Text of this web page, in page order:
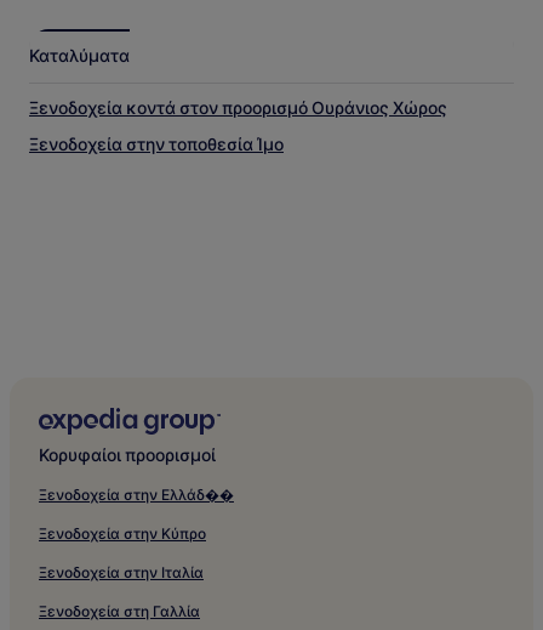
Καταλύματα
Ξενοδοχεία κοντά στον προορισμό Ουράνιος Χώρος
Ξενοδοχεία στην τοποθεσία Ίμο
Κορυφαίοι προορισμοί
Ξενοδοχεία στην Ελλάδ��
Ξενοδοχεία στην Κύπρο
Ξενοδοχεία στην Ιταλία
Ξενοδοχεία στη Γαλλία